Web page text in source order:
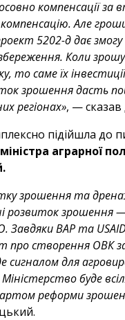
компенсації за
Але
5202-д дає
Коли
то саме їх
зрошення дасть
регіонах», — сказав
підійшла до
аграрної
зрошення та
розвиток
Завдяки ВАР та
про створення ОВК
сигналом для
буде
реформи